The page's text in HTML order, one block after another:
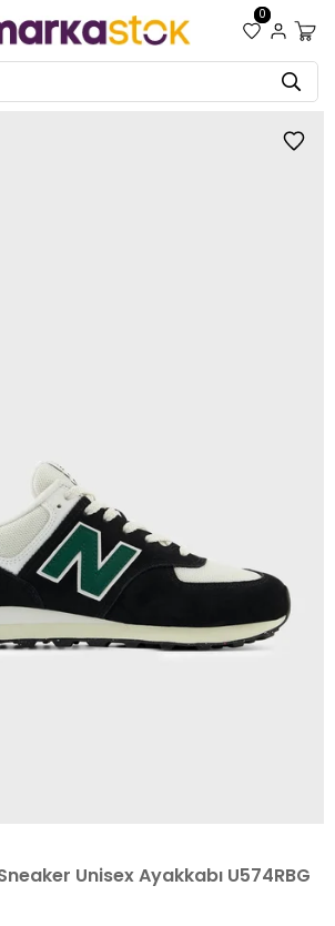
0
Unisex Ayakkabı U574RBG